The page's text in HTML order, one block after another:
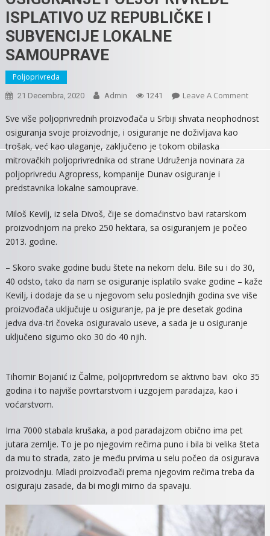
ISPLATIVO UZ REPUBLIČKE I
SUBVENCIJE LOKALNE
SAMOUPRAVE
Poljoprivreda
21 Decembra, 2020 Admin 1241 Leave A CommentOn
Sve više poljoprivrednih proizvođača u Srbiji shvata neophodnost
osiguranja svoje proizvodnje, i osiguranje ne doživljava kao
trošak, već kao ulaganje, zaključeno je tokom obilaska
mitrovačkih poljoprivrednika od strane Udruženja novinara za
poljoprivredu Agropress, kompanije Dunav osiguranje i
predstavnika lokalne samouprave.
Miloš Kevilj, iz sela Divoš, čije se domaćinstvo bavi ratarskom
proizvodnjom na preko 250 hektara, sa osiguranjem je počeo
2013. godine.
– Skoro svake godine budu štete na nekom delu. Bile su i do 30,
40 odsto, tako da nam se osiguranje isplatilo svake godine – kaže
Kevilj, i dodaje da se u njegovom selu poslednjih godina sve više
proizvođača uključuje u osiguranje, pa je pre desetak godina
jedva dva-tri čoveka osiguravalo useve, a sada je u osiguranje
uključeno sigurno oko 30 do 40 njih.
Tihomir Bojanić iz Čalme, poljoprivredom se aktivno bavi oko 35
godina i to najviše povrtarstvom i uzgojem paradajza, kao i
voćarstvom.
Ima 7000 stabala krušaka, a pod paradajzom obično ima pet
jutara zemlje. To je po njegovim rečima puno i bila bi velika šteta
da mu to strada, zato je među prvima u selu počeo da osigurava
proizvodnju. Mladi proizvođači prema njegovim rečima treba da
osiguraju zasade, da bi mogli mirno da spavaju.